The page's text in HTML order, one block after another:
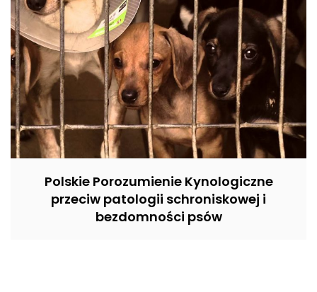
Polskie Porozumienie Kynologiczne
przeciw patologii schroniskowej i
bezdomności psów